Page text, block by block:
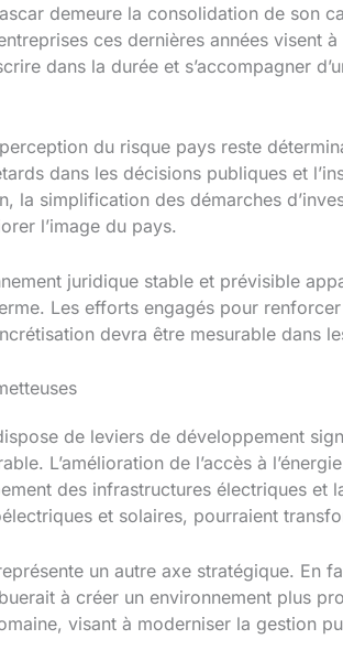
demeure la consolidation de son
ces dernières années visent
dans la durée et s’accompagner
du risque pays reste
dans les décisions publiques et
la simplification des démarches
l’image du pays.
juridique stable et prévisible
Les efforts engagés pour
devra être mesurable dans
de leviers de développement
L’amélioration de l’accès à
des infrastructures électriques et
et solaires, pourraient
un autre axe stratégique. En
à créer un environnement plus
visant à moderniser la gestion